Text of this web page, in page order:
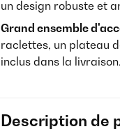
un design robuste et
Grand ensemble
raclettes, un plateau
inclus dans la livraison.
Description de